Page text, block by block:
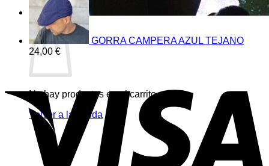
Carrito
No hay productos en el carrito.
Volver a la tienda
GORRA CAMPERA AZUL TEJANO
24,00 €